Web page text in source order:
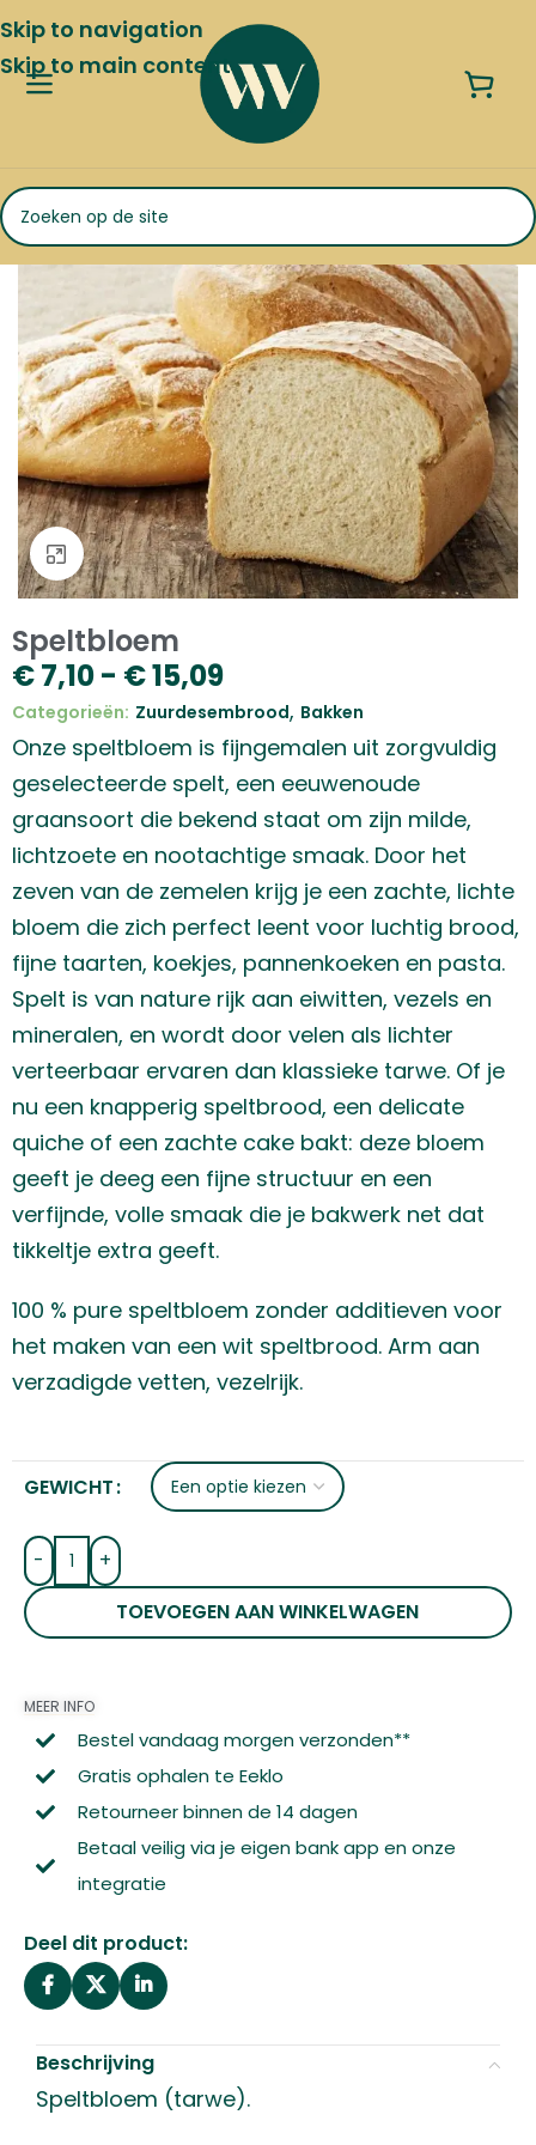
Skip to navigation
Skip to main content
Klik om te vergroten
Speltbloem
€7,10- €15,09
Categorieën: Zuurdesembrood, Bakken
Onze speltbloem is fijngemalen uit zorgvuldig
geselecteerde spelt, een eeuwenoude
graansoort die bekend staat om zijn milde,
lichtzoete en nootachtige smaak. Door het
zeven van de zemelen krijg je een zachte, lichte
bloem die zich perfect leent voor luchtig brood,
fijne taarten, koekjes, pannenkoeken en pasta.
Spelt is van nature rijk aan eiwitten, vezels en
mineralen, en wordt door velen als lichter
verteerbaar ervaren dan klassieke tarwe. Of je
nu een knapperig speltbrood, een delicate
quiche of een zachte cake bakt: deze bloem
geeft je deeg een fijne structuur en een
verfijnde, volle smaak die je bakwerk net dat
tikkeltje extra geeft.
100 % pure speltbloem zonder additieven voor
het maken van een wit speltbrood. Arm aan
verzadigde vetten, vezelrijk.
GEWICHT
-
+
TOEVOEGEN AAN WINKELWAGEN
MEER INFO
Bestel vandaag morgen verzonden**
Gratis ophalen te Eeklo
Retourneer binnen de 14 dagen
Betaal veilig via je eigen bank app en onze
integratie
Deel dit product:
Beschrijving
Speltbloem (tarwe).